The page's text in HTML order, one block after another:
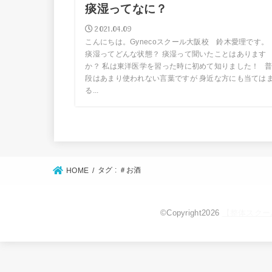
痰湿ってなに？
2021.04.09
こんにちは。Gynecoスクール大阪校 鈴木愛理です。
痰湿ってどんな状態？ 痰湿って聞いたことはあります
か？ 私は東洋医学を習った時に初めて知りました！ 普
段はあまり使われない言葉ですが 身近な方にも当ては
る...
HOME タグ : ＃お酒
©Copyright2026